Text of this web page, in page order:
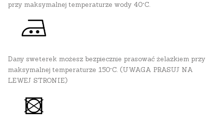
przy maksymalnej temperaturze wody 40°C.
Dany sweterek możesz bezpiecznie prasować żelazkiem przy
maksymalnej temperaturze 150°C. (UWAGA PRASUJ NA
LEWEJ STRONIE)